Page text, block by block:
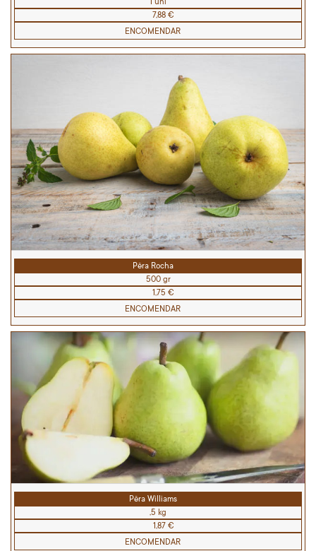
1 uni
7,88 €
ENCOMENDAR
Pêra Rocha
500 gr
1,75 €
ENCOMENDAR
Pêra Williams
,5 kg
1,87 €
ENCOMENDAR